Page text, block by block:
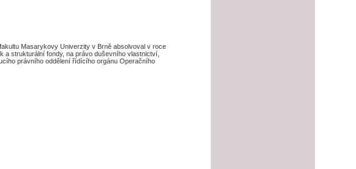
Masarykovy Univerzity v Brně absolvoval v roce
strukturální fondy, na právo duševního vlastnictví,
právního oddělení řídícího orgánu Operačního